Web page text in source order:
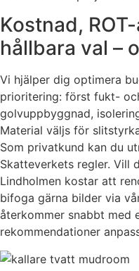
Kostnad,
hållbara val –
Vi hjälper dig optimera
prioritering: först fukt-
golvuppbyggnad,
Material väljs för
Som privatkund kan du
Skatteverkets regler. Vill
Lindholmen kostar att
bifoga gärna bilder via
återkommer snabbt med
rekommendationer